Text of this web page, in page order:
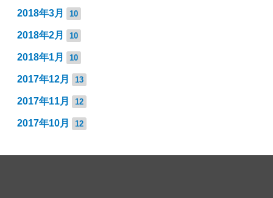
2018年3月 10
2018年2月 10
2018年1月 10
2017年12月 13
2017年11月 12
2017年10月 12